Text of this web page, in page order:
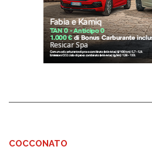
COCCONATO